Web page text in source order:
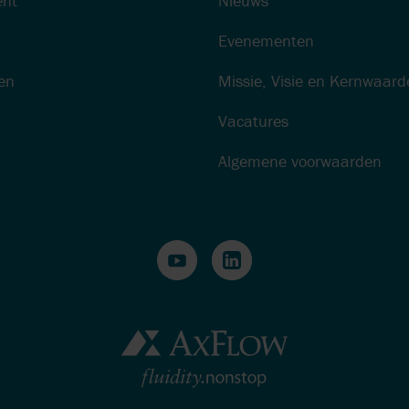
Evenementen
Missie, Visie en
Vacatures
Algemene voorwaarden